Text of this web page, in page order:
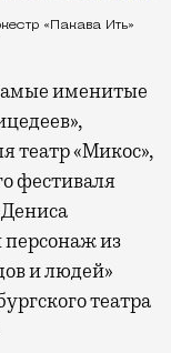
«Пакава Ить»
именитые
театр «Микос»,
фестиваля
персонаж из
и людей»
театра